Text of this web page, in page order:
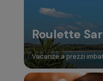
Roulette
Vacanze a prezzi